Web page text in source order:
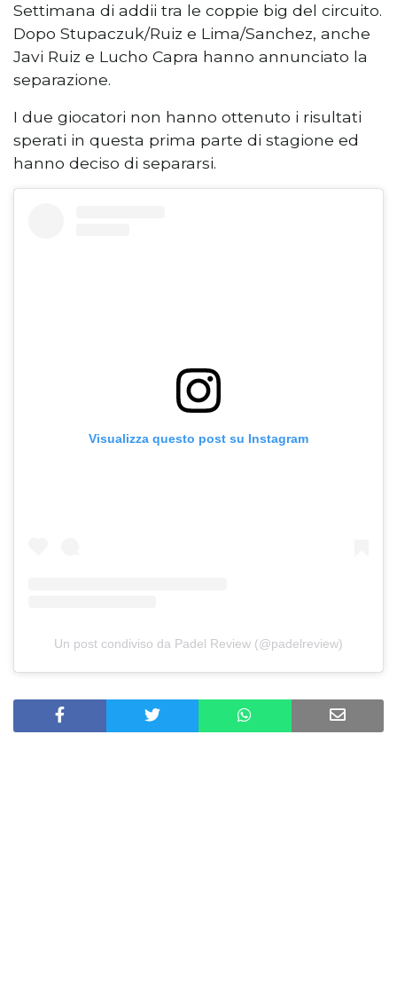
Settimana di addii tra le coppie big del circuito.
Dopo Stupaczuk/Ruiz e Lima/Sanchez, anche
Javi Ruiz e Lucho Capra hanno annunciato la
separazione.
I due giocatori non hanno ottenuto i risultati
sperati in questa prima parte di stagione ed
hanno deciso di separarsi.
Visualizza questo post su Instagram
Un post condiviso da Padel Review (@padelreview)